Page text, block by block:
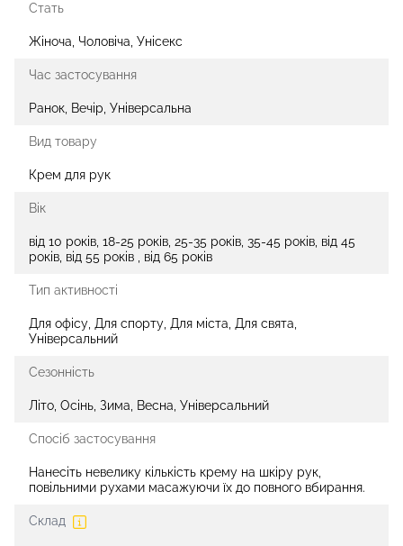
Стать
Жіноча, Чоловіча, Унісекс
Час застосування
Ранок, Вечір, Універсальна
Вид товару
Крем для рук
Вік
від 10 років, 18-25 років, 25-35 років, 35-45 років, від 45
років, від 55 років , від 65 років
Тип активності
Для офісу, Для спорту, Для міста, Для свята,
Універсальний
Сезонність
Літо, Осінь, Зима, Весна, Універсальний
Спосіб застосування
Нанесіть невелику кількість крему на шкіру рук,
повільними рухами масажуючи їх до повного вбирання.
Склад